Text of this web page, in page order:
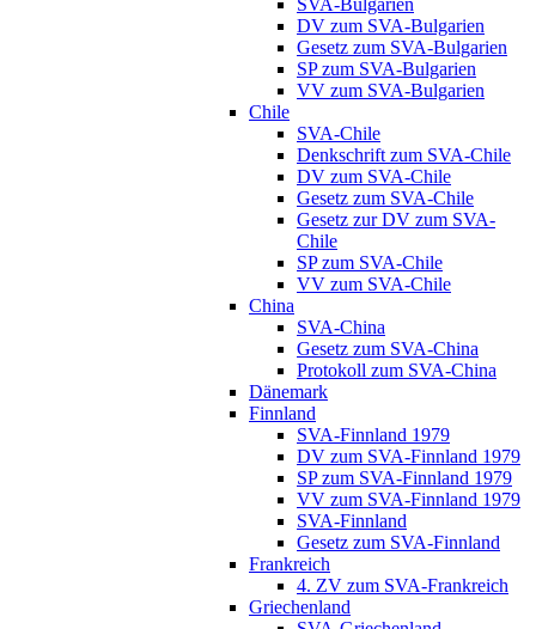
DV zum SVA-Bulgarien
Gesetz zum SVA-Bulgarien
SP zum SVA-Bulgarien
VV zum SVA-Bulgarien
Chile
SVA-Chile
Denkschrift zum SVA-Chile
DV zum SVA-Chile
Gesetz zum SVA-Chile
Gesetz zur DV zum SVA-
Chile
SP zum SVA-Chile
VV zum SVA-Chile
China
SVA-China
Gesetz zum SVA-China
Protokoll zum SVA-China
Dänemark
Finnland
SVA-Finnland 1979
DV zum SVA-Finnland 1979
SP zum SVA-Finnland 1979
VV zum SVA-Finnland 1979
SVA-Finnland
Gesetz zum SVA-Finnland
Frankreich
4. ZV zum SVA-Frankreich
Griechenland